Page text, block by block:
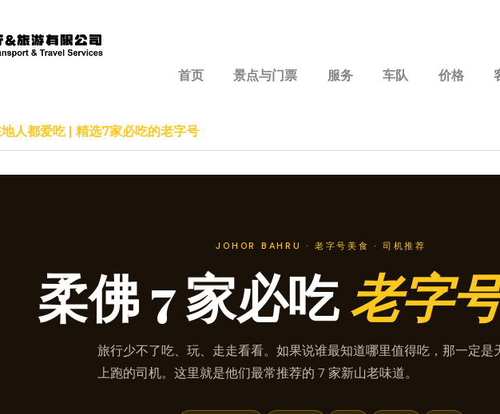
首页 景点与门票 服务 车队 价格
人都爱吃 | 精选7家必吃的老字号
JOHOR BAHRU · 老字号美食 · 司机推荐
柔佛 7 家必吃老字
旅行少不了吃、玩、走走看看。如果说谁最知道哪里值得吃，那一定是
上跑的司机。这里就是他们最常推荐的 7 家新山老味道。